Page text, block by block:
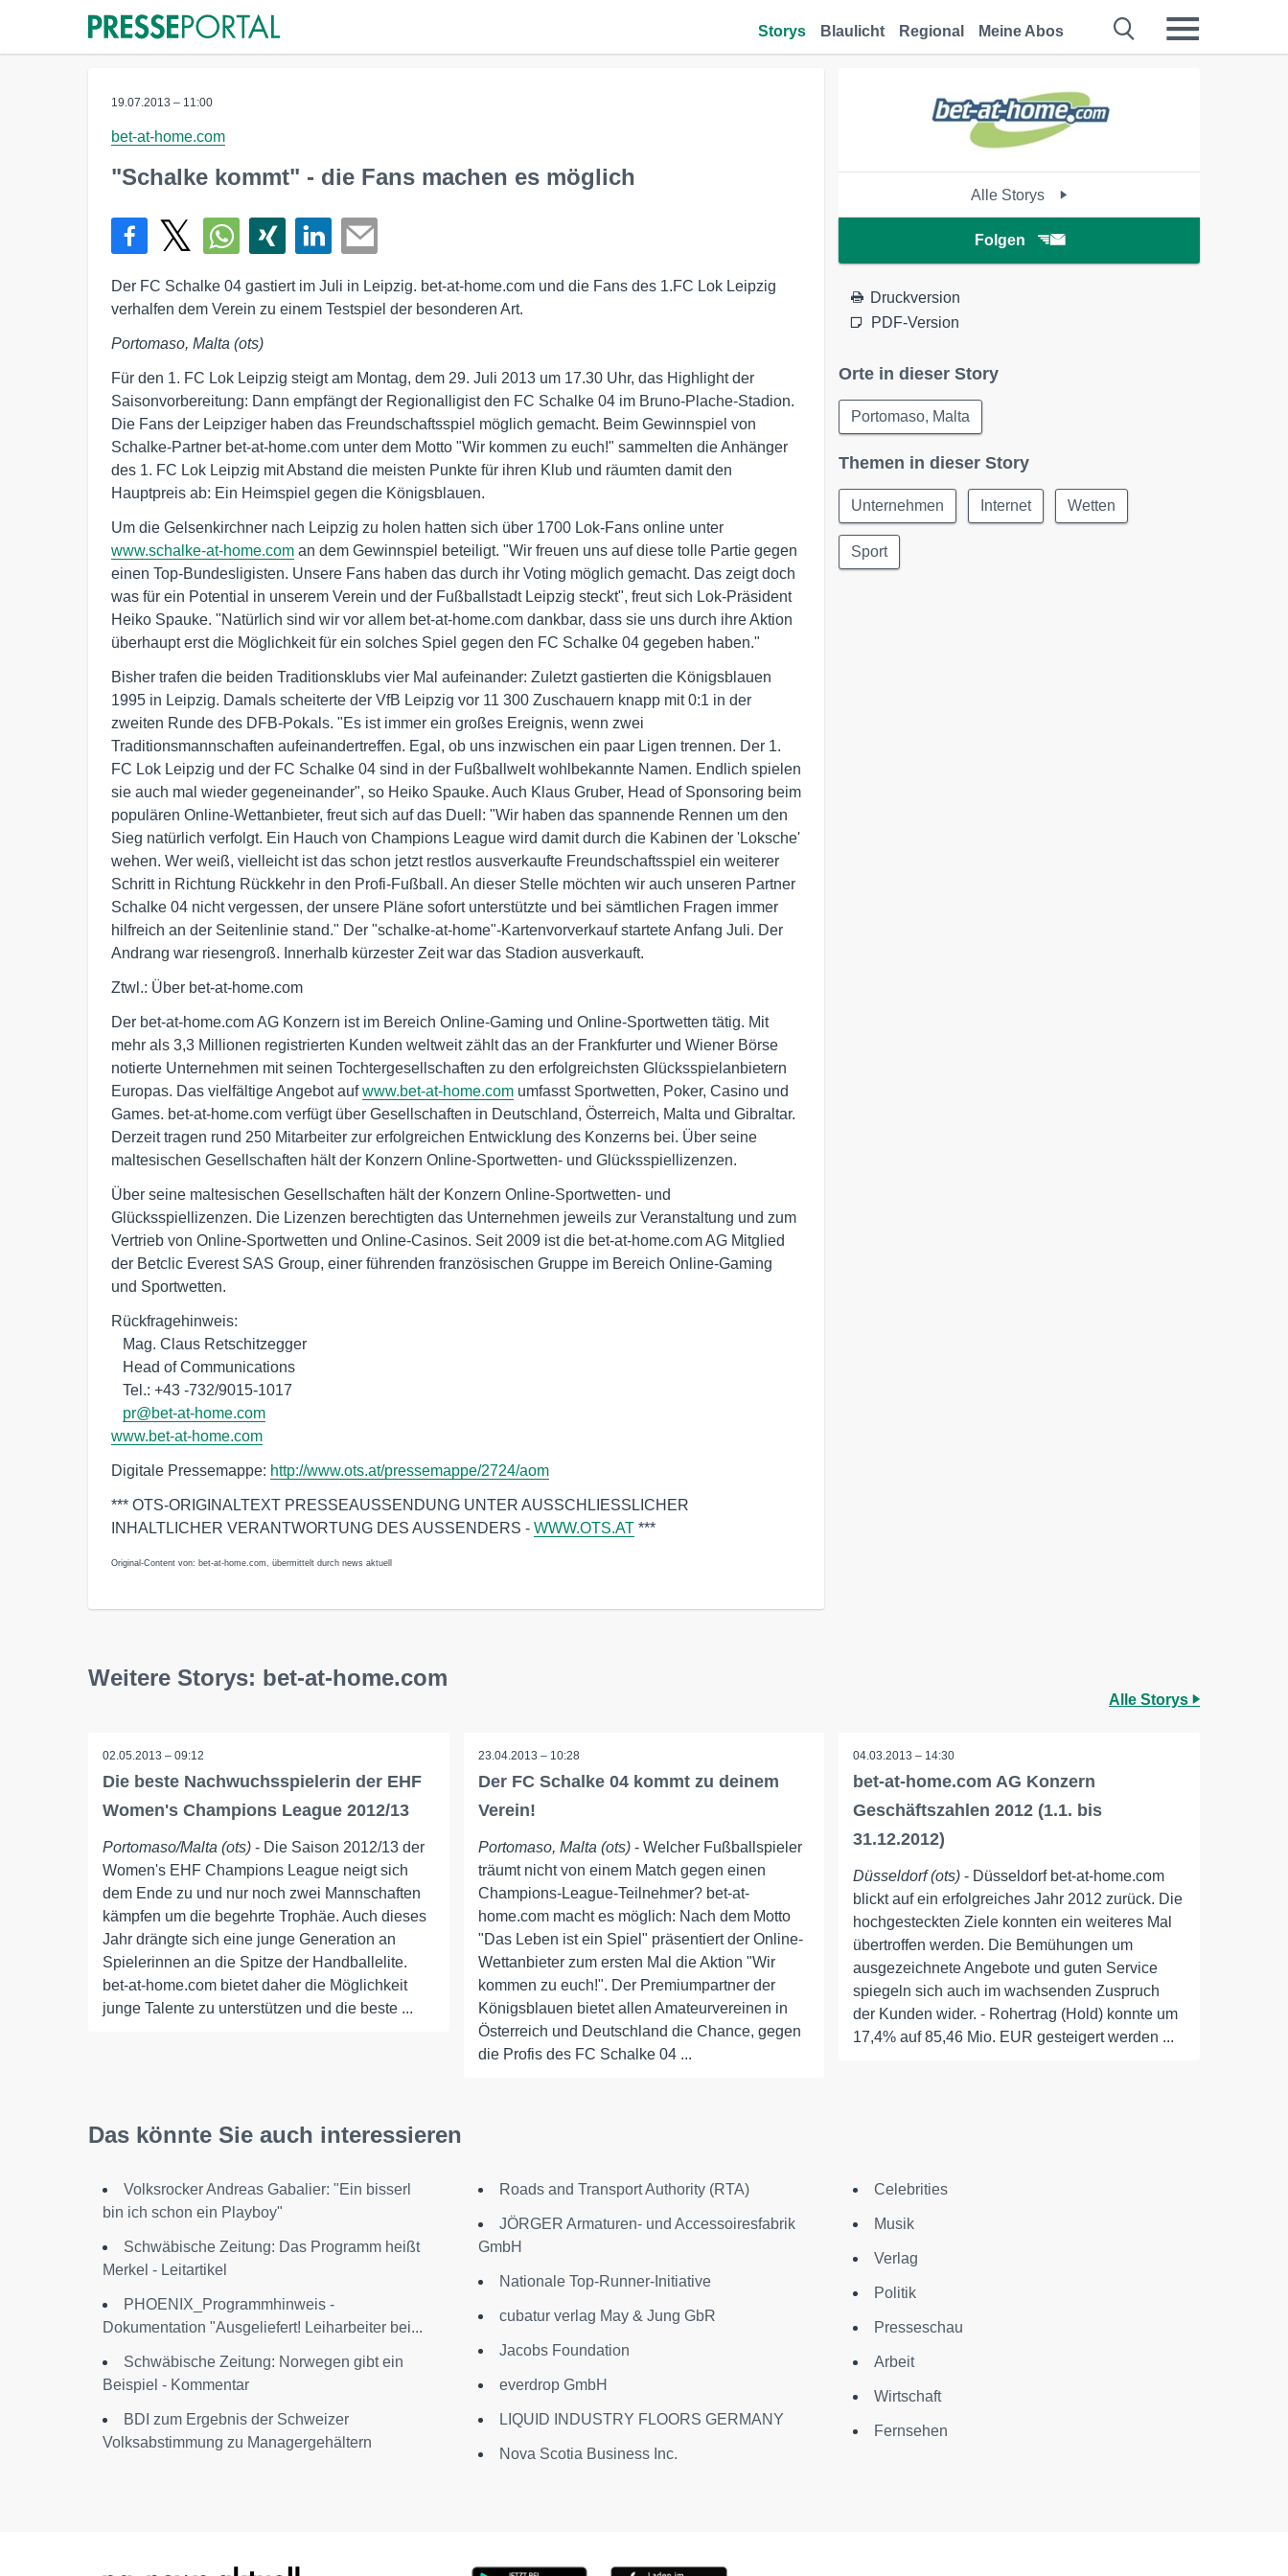
Storys Blaulicht Regional Meine Abos
19.07.2013 – 11:00
bet-at-home.com
"Schalke kommt" - die Fans machen es möglich
Der FC Schalke 04 gastiert im Juli in Leipzig. bet-at-home.com und die Fans des 1.FC Lok Leipzig
verhalfen dem Verein zu einem Testspiel der besonderen Art.
Portomaso, Malta (ots)
Für den 1. FC Lok Leipzig steigt am Montag, dem 29. Juli 2013 um 17.30 Uhr, das Highlight der
Saisonvorbereitung: Dann empfängt der Regionalligist den FC Schalke 04 im Bruno-Plache-Stadion.
Die Fans der Leipziger haben das Freundschaftsspiel möglich gemacht. Beim Gewinnspiel von
Schalke-Partner bet-at-home.com unter dem Motto "Wir kommen zu euch!" sammelten die Anhänger
des 1. FC Lok Leipzig mit Abstand die meisten Punkte für ihren Klub und räumten damit den
Hauptpreis ab: Ein Heimspiel gegen die Königsblauen.
Um die Gelsenkirchner nach Leipzig zu holen hatten sich über 1700 Lok-Fans online unter
www.schalke-at-home.com an dem Gewinnspiel beteiligt. "Wir freuen uns auf diese tolle Partie gegen
einen Top-Bundesligisten. Unsere Fans haben das durch ihr Voting möglich gemacht. Das zeigt doch
was für ein Potential in unserem Verein und der Fußballstadt Leipzig steckt", freut sich Lok-Präsident
Heiko Spauke. "Natürlich sind wir vor allem bet-at-home.com dankbar, dass sie uns durch ihre Aktion
überhaupt erst die Möglichkeit für ein solches Spiel gegen den FC Schalke 04 gegeben haben."
Bisher trafen die beiden Traditionsklubs vier Mal aufeinander: Zuletzt gastierten die Königsblauen
1995 in Leipzig. Damals scheiterte der VfB Leipzig vor 11 300 Zuschauern knapp mit 0:1 in der
zweiten Runde des DFB-Pokals. "Es ist immer ein großes Ereignis, wenn zwei
Traditionsmannschaften aufeinandertreffen. Egal, ob uns inzwischen ein paar Ligen trennen. Der 1.
FC Lok Leipzig und der FC Schalke 04 sind in der Fußballwelt wohlbekannte Namen. Endlich spielen
sie auch mal wieder gegeneinander", so Heiko Spauke. Auch Klaus Gruber, Head of Sponsoring beim
populären Online-Wettanbieter, freut sich auf das Duell: "Wir haben das spannende Rennen um den
Sieg natürlich verfolgt. Ein Hauch von Champions League wird damit durch die Kabinen der 'Loksche'
wehen. Wer weiß, vielleicht ist das schon jetzt restlos ausverkaufte Freundschaftsspiel ein weiterer
Schritt in Richtung Rückkehr in den Profi-Fußball. An dieser Stelle möchten wir auch unseren Partner
Schalke 04 nicht vergessen, der unsere Pläne sofort unterstützte und bei sämtlichen Fragen immer
hilfreich an der Seitenlinie stand." Der "schalke-at-home"-Kartenvorverkauf startete Anfang Juli. Der
Andrang war riesengroß. Innerhalb kürzester Zeit war das Stadion ausverkauft.
Ztwl.: Über bet-at-home.com
Der bet-at-home.com AG Konzern ist im Bereich Online-Gaming und Online-Sportwetten tätig. Mit
mehr als 3,3 Millionen registrierten Kunden weltweit zählt das an der Frankfurter und Wiener Börse
notierte Unternehmen mit seinen Tochtergesellschaften zu den erfolgreichsten Glücksspielanbietern
Europas. Das vielfältige Angebot aufwww.bet-at-home.com umfasst Sportwetten, Poker, Casino und
Games. bet-at-home.com verfügt über Gesellschaften in Deutschland, Österreich, Malta und Gibraltar.
Derzeit tragen rund 250 Mitarbeiter zur erfolgreichen Entwicklung des Konzerns bei. Über seine
maltesischen Gesellschaften hält der Konzern Online-Sportwetten- und Glücksspiellizenzen.
Über seine maltesischen Gesellschaften hält der Konzern Online-Sportwetten- und
Glücksspiellizenzen. Die Lizenzen berechtigten das Unternehmen jeweils zur Veranstaltung und zum
Vertrieb von Online-Sportwetten und Online-Casinos. Seit 2009 ist die bet-at-home.com AG Mitglied
der Betclic Everest SAS Group, einer führenden französischen Gruppe im Bereich Online-Gaming
und Sportwetten.
Rückfragehinweis:
pr@bet-at-home.com
www.bet-at-home.com
Digitale Pressemappe: http://www.ots.at/pressemappe/2724/aom
*** OTS-ORIGINALTEXT PRESSEAUSSENDUNG UNTER AUSSCHLIESSLICHER
INHALTLICHER VERANTWORTUNG DES AUSSENDERS - WWW.OTS.AT ***
Original-Content von: bet-at-home.com, übermittelt durch news aktuell
Alle Storys
Folgen
Druckversion
PDF-Version
Orte in dieser Story
Portomaso, Malta
Themen in dieser Story
Unternehmen Internet Wetten
Sport
Weitere Storys: bet-at-home.com
Alle Storys
02.05.2013 – 09:12
Die beste Nachwuchsspielerin der EHF
Women's Champions League 2012/13
Portomaso/Malta (ots) - Die Saison 2012/13 der
Women's EHF Champions League neigt sich
dem Ende zu und nur noch zwei Mannschaften
kämpfen um die begehrte Trophäe. Auch dieses
Jahr drängte sich eine junge Generation an
Spielerinnen an die Spitze der Handballelite.
bet-at-home.com bietet daher die Möglichkeit
junge Talente zu unterstützen und die beste ...
23.04.2013 – 10:28
Der FC Schalke 04 kommt zu deinem
Verein!
Portomaso, Malta (ots)- Welcher Fußballspieler
träumt nicht von einem Match gegen einen
Champions-League-Teilnehmer? bet-at-
home.com macht es möglich: Nach dem Motto
"Das Leben ist ein Spiel" präsentiert der Online-
Wettanbieter zum ersten Mal die Aktion "Wir
kommen zu euch!". Der Premiumpartner der
Königsblauen bietet allen Amateurvereinen in
Österreich und Deutschland die Chance, gegen
die Profis des FC Schalke 04 ...
04.03.2013 – 14:30
bet-at-home.com AG Konzern
Geschäftszahlen 2012 (1.1. bis
31.12.2012)
Düsseldorf (ots) - Düsseldorf bet-at-home.com
blickt auf ein erfolgreiches Jahr 2012 zurück. Die
hochgesteckten Ziele konnten ein weiteres Mal
übertroffen werden. Die Bemühungen um
ausgezeichnete Angebote und guten Service
spiegeln sich auch im wachsenden Zuspruch
der Kunden wider. - Rohertrag (Hold) konnte um
17,4% auf 85,46 Mio. EUR gesteigert werden ...
Das könnte Sie auch interessieren
Volksrocker Andreas Gabalier: "Ein bisserl
bin ich schon ein Playboy"
Schwäbische Zeitung: Das Programm heißt
Merkel - Leitartikel
PHOENIX_Programmhinweis -
Dokumentation "Ausgeliefert! Leiharbeiter bei...
Schwäbische Zeitung: Norwegen gibt ein
Beispiel - Kommentar
BDI zum Ergebnis der Schweizer
Volksabstimmung zu Managergehältern
Roads and Transport Authority (RTA)
JÖRGER Armaturen- und Accessoiresfabrik
GmbH
Nationale Top-Runner-Initiative
cubatur verlag May & Jung GbR
Jacobs Foundation
everdrop GmbH
LIQUID INDUSTRY FLOORS GERMANY
Nova Scotia Business Inc.
Celebrities
Musik
Verlag
Politik
Presseschau
Arbeit
Wirtschaft
Fernsehen